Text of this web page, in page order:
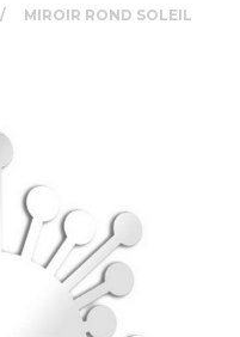
MIROIR ROND SOLEIL